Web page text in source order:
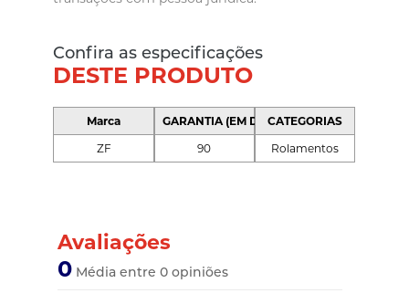
Confira as especificações
DESTE PRODUTO
Marca
ZF
GARANTIA (EM DIAS)
90
CATEGORIAS
Rolamentos
Avaliações
0 Média entre 0 opiniões